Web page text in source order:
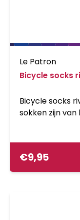
Le Patron
Bicycle socks
Bicycle socks
sokken zijn
€9,95